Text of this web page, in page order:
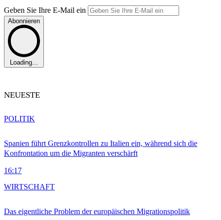
Geben Sie Ihre E-Mail ein
Abonnieren
Loading...
NEUESTE
Spanien führt Grenzkontrollen zu Italien ein, während sich die
Konfrontation um die Migranten verschärft
16:17
POLITIK
Das eigentliche Problem der europäischen Migrationspolitik
WIRTSCHAFT